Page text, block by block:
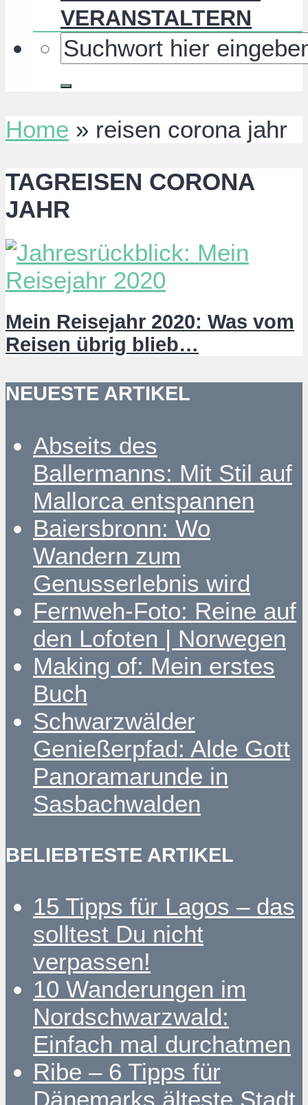
VERANSTALTERN
Home » reisen corona jahr
TAGREISEN CORONA
JAHR
Mein Reisejahr 2020: Was vom
Reisen übrig blieb…
NEUESTE ARTIKEL
Abseits des
Ballermanns: Mit Stil auf
Mallorca entspannen
Baiersbronn: Wo
Wandern zum
Genusserlebnis wird
Fernweh-Foto: Reine auf
den Lofoten | Norwegen
Making of: Mein erstes
Buch
Schwarzwälder
Genießerpfad: Alde Gott
Panoramarunde in
Sasbachwalden
BELIEBTESTE ARTIKEL
15 Tipps für Lagos – das
solltest Du nicht
verpassen!
10 Wanderungen im
Nordschwarzwald:
Einfach mal durchatmen
Ribe – 6 Tipps für
Dänemarks älteste Stadt